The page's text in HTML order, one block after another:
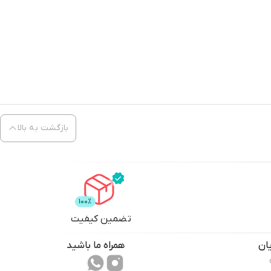
بازگشت به بالا
تضمین کیفیت
همراه ما باشید